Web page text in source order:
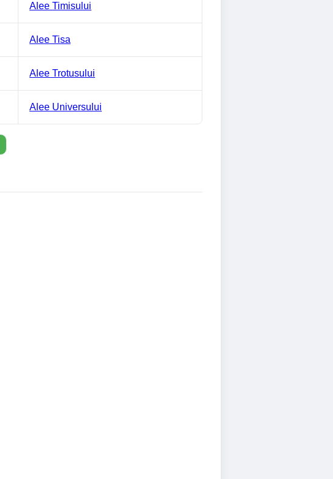
Alee Timisului
Alee Tisa
Alee Trotusului
Alee Universului